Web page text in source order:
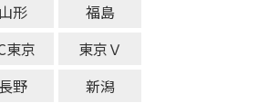
山形
福島
東京
東京Ｖ
長野
新潟